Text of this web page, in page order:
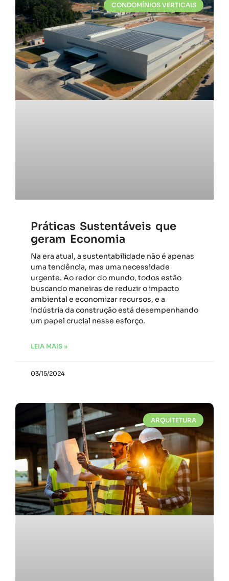
CONDOMÍNIOS VERTICAIS
Práticas Sustentáveis que
geram Economia
Na era atual, a sustentabilidade não é apenas
uma tendência, mas uma necessidade
urgente. Ao redor do mundo, todos estão
buscando maneiras de reduzir o impacto
ambiental e economizar recursos, e a
indústria da construção está desempenhando
um papel crucial nesse esforço.
LEIA MAIS »
03/15/2024
ARQUITETURA